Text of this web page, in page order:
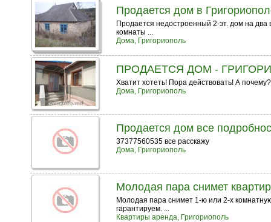
Продается дом в
Продается недостроенный 2-эт. дом на
комнаты ...
Дома, Григориополь
ПРОДАЕТСЯ ДОМ -
Хватит хотеть! Пора действовать! А
Дома, Григориополь
Продается дом все
37377560535 все расскажу
Дома, Григориополь
Молодая пара снимет
Молодая пара снимет 1-ю или 2-х
гарантируем. ...
Квартиры аренда, Григориополь